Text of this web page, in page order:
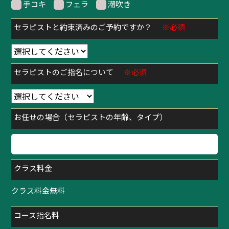
手コキ フェラ 潮吹き
セラピストと約束済みのご予約ですか？ ※必須
セラピストのご指名について ※必須
お任せの場合（セラピストの年齢、タイプ）
クラス料金
クラス料金無料
コース指名料